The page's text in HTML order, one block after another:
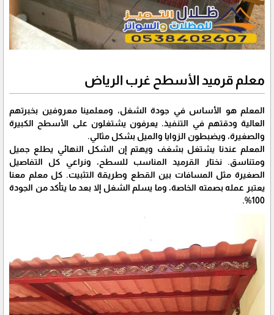
معلم قرميد الأسطح غرب الرياض
المعلم هو الأساس في جودة الشغل، ومعلمينا معروفين بخبرتهم
العالية ودقتهم في التنفيذ. يعرفون يشتغلون على الأسطح الكبيرة
والصغيرة، ويضبطون الزوايا والميل بشكل مثالي.
المعلم عندنا يشتغل بشغف ويهتم إن الشكل النهائي يطلع جميل
ومتناسق. نختار القرميد المناسب للسطح، ونراعي كل التفاصيل
الصغيرة مثل المسافات بين القطع وطريقة التثبيت. كل معلم معنا
يعتبر عمله بصمته الخاصة، وما يسلم الشغل إلا بعد ما يتأكد من الجودة
100%.